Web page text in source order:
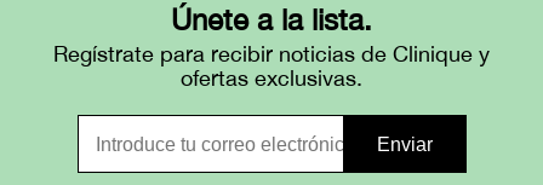
Únete a la lista.
Regístrate para recibir noticias de Clinique y
ofertas exclusivas.